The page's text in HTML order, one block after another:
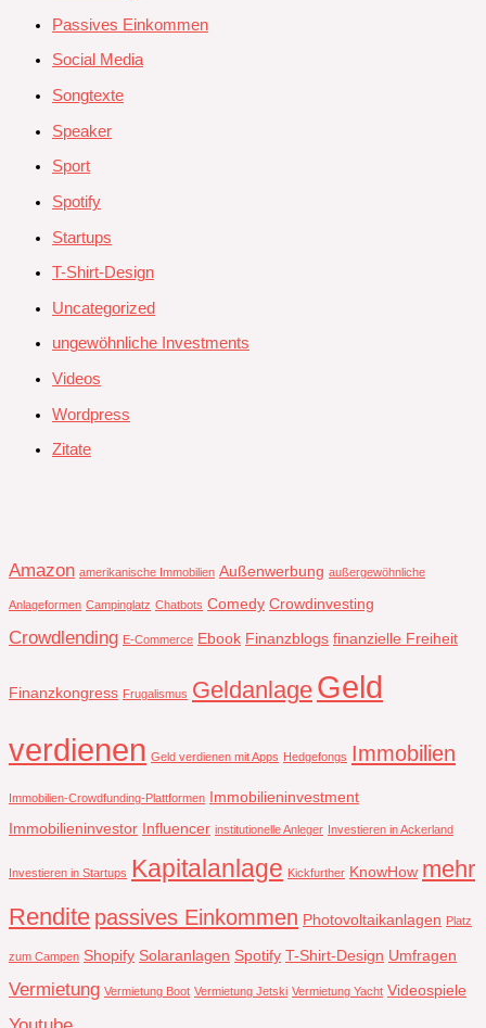
Passives Einkommen
Social Media
Songtexte
Speaker
Sport
Spotify
Startups
T-Shirt-Design
Uncategorized
ungewöhnliche Investments
Videos
Wordpress
Zitate
Amazon amerikanische Immobilien Außenwerbung außergewöhnliche
Anlageformen Campinglatz Chatbots Comedy Crowdinvesting
Crowdlending E-Commerce Ebook Finanzblogs finanzielle Freiheit
Finanzkongress Frugalismus Geldanlage Geld
verdienen Geld verdienen mit Apps Hedgefongs Immobilien
Immobilien-Crowdfunding-Plattformen Immobilieninvestment
Immobilieninvestor Influencer institutionelle Anleger Investieren in Ackerland
Investieren in Startups Kapitalanlage Kickfurther KnowHow mehr
Rendite passives Einkommen Photovoltaikanlagen Platz
zum Campen Shopify Solaranlagen Spotify T-Shirt-Design Umfragen
Vermietung Vermietung Boot Vermietung Jetski Vermietung Yacht Videospiele